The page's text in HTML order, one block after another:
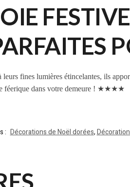
fines lumières étincelantes, ils
féerique dans votre demeure ! ★★★★
: Décorations de Noël dorées,